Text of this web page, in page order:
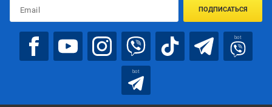
ПОДПИСАТЬСЯ
bot
bot